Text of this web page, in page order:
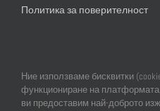
Политика за поверителност
Ние използваме бисквитки
функциониране на
ви предоставим най-доброто